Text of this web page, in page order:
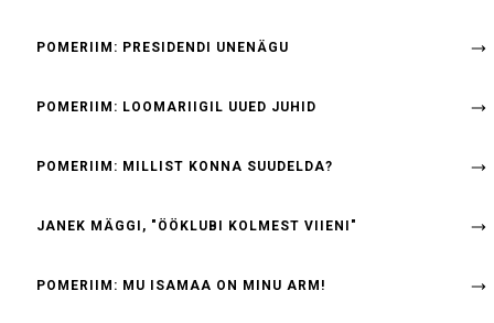
POMERIIM: PRESIDENDI UNENÄGU
POMERIIM: LOOMARIIGIL UUED JUHID
POMERIIM: MILLIST KONNA SUUDELDA?
JANEK MÄGGI, "ÖÖKLUBI KOLMEST VIIENI"
POMERIIM: MU ISAMAA ON MINU ARM!